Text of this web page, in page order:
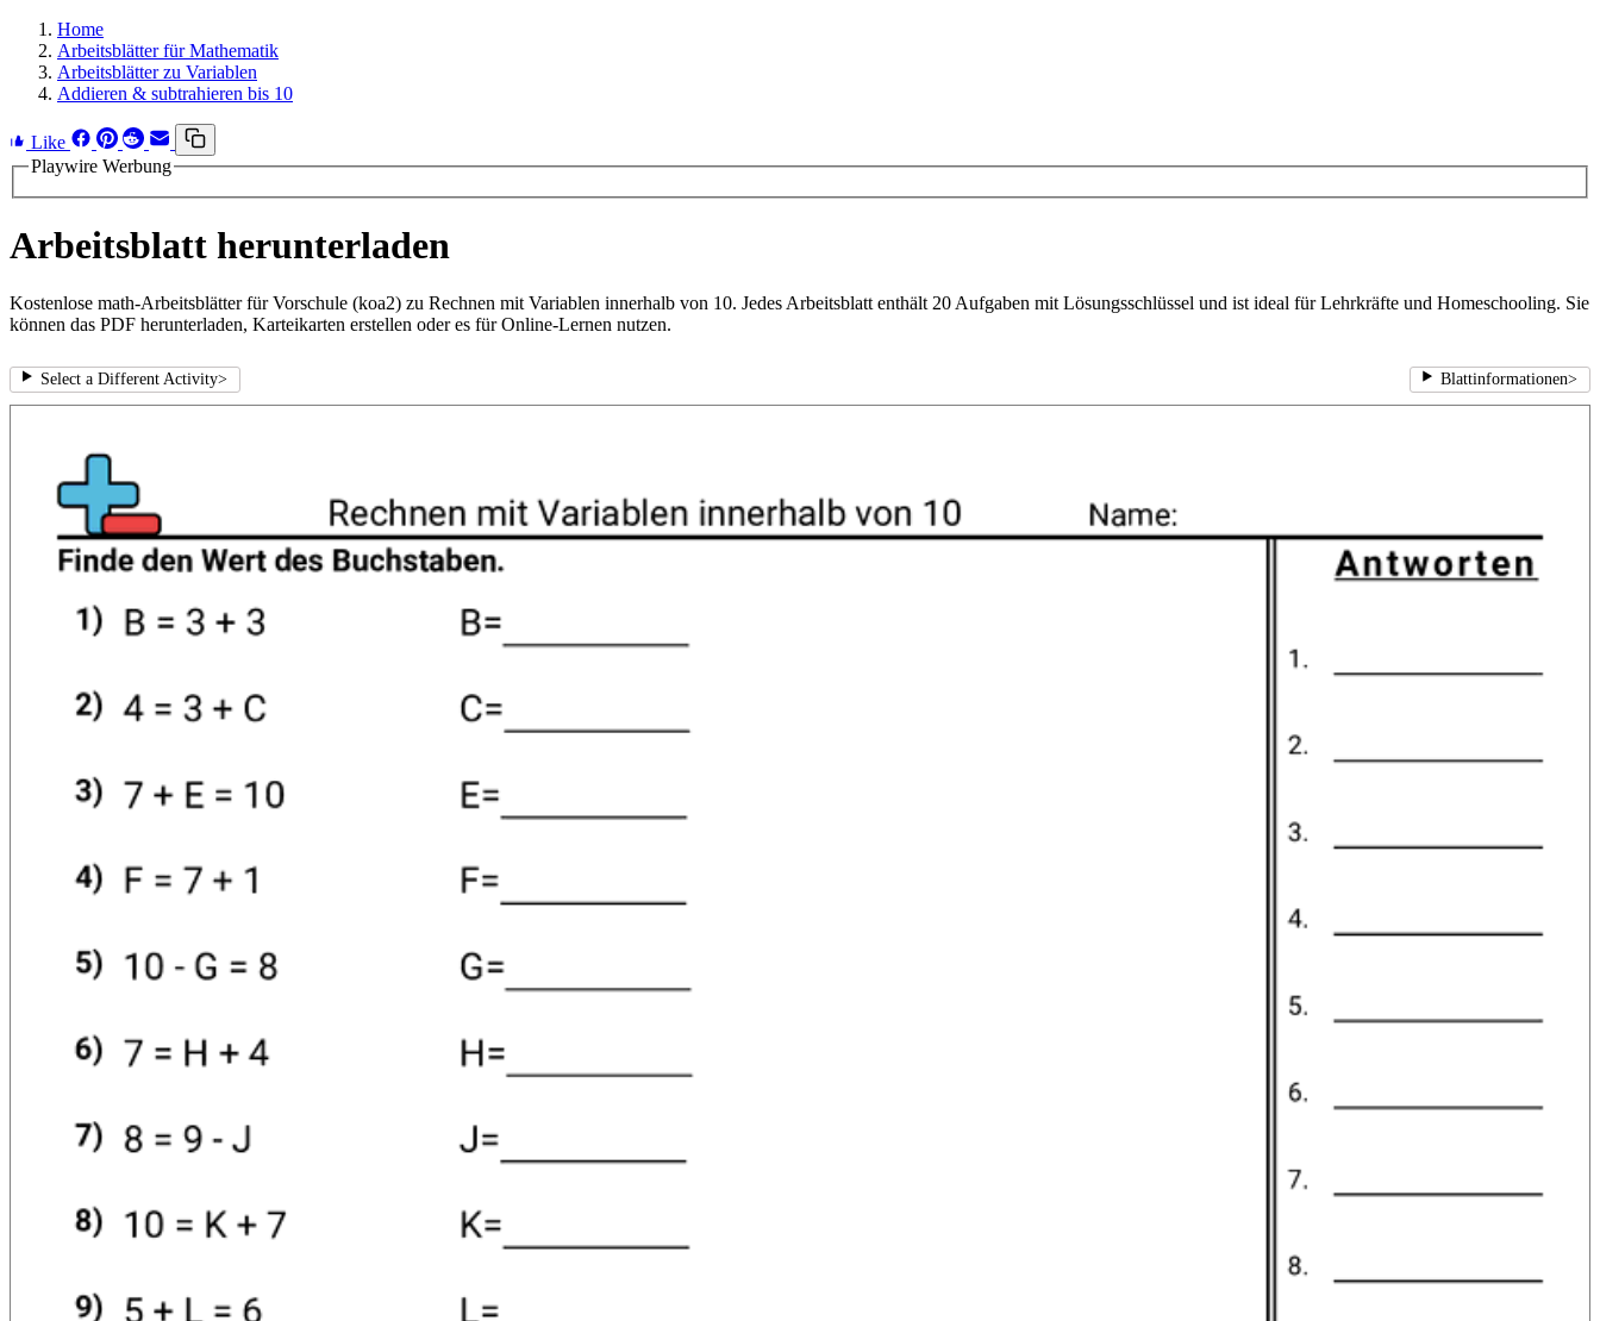
Home
Arbeitsblätter für Mathematik
Arbeitsblätter zu Variablen
Addieren & subtrahieren bis 10
Like
Playwire Werbung
Arbeitsblatt herunterladen
Kostenlose math-Arbeitsblätter für Vorschule (koa2) zu Rechnen mit Variablen innerhalb von 10. Jedes Arbeitsblatt enthält 20 Aufgaben mit Lösungsschlüssel und ist ideal für Lehrkräfte und Homeschooling. Sie
können das PDF herunterladen, Karteikarten erstellen oder es für Online-Lernen nutzen.
Select a Different Activity> Blattinformationen>